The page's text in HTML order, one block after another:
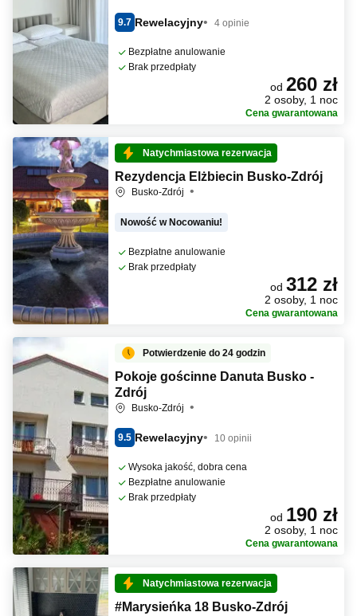
9.7 Rewelacyjny 4 opinie
Bezpłatne anulowanie
Brak przedpłaty
od 260 zł
2 osoby, 1 noc
Cena gwarantowana
Natychmiastowa rezerwacja
Rezydencja Elżbiecin Busko-Zdrój
Busko-Zdrój
Nowość w Nocowaniu!
Bezpłatne anulowanie
Brak przedpłaty
od 312 zł
2 osoby, 1 noc
Cena gwarantowana
Potwierdzenie do 24 godzin
Pokoje gościnne Danuta Busko -
Zdrój
Busko-Zdrój
9.5 Rewelacyjny 10 opinii
Wysoka jakość, dobra cena
Bezpłatne anulowanie
Brak przedpłaty
od 190 zł
2 osoby, 1 noc
Cena gwarantowana
Natychmiastowa rezerwacja
#Marysieńka 18 Busko-Zdrój